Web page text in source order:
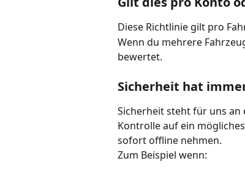
Diese Richtlinie gilt pro
Wenn du mehrere
bewertet.
Sicherheit hat
Sicherheit steht für uns an
Kontrolle auf ein
sofort offline nehmen.
Zum Beispiel wenn: